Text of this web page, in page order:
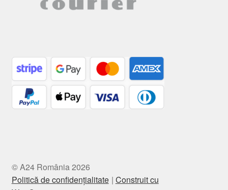
© A24 România 2026
Politică de confidențialitate Construit cu